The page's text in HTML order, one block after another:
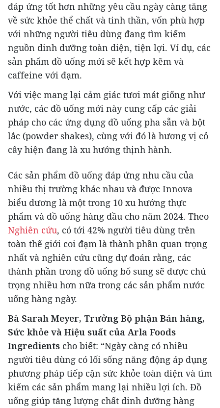
đáp ứng tốt hơn những yêu cầu ngày càng tăng
về sức khỏe thể chất và tinh thần, vốn phù hợp
với những người tiêu dùng đang tìm kiếm
nguồn dinh dưỡng toàn diện, tiện lợi. Ví dụ, các
sản phẩm đồ uống mới sẽ kết hợp kẽm và
caffeine với đạm.
Với việc mang lại cảm giác tươi mát giống như
nước, các đồ uống mới này cung cấp các giải
pháp cho các ứng dụng đồ uống pha sẵn và bột
lắc (powder shakes), cùng với đó là hương vị cỏ
cây hiện đang là xu hướng thịnh hành.
Các sản phẩm đồ uống đáp ứng nhu cầu của
nhiều thị trường khác nhau và được Innova
biểu dương là một trong 10 xu hướng thực
phẩm và đồ uống hàng đầu cho năm 2024. Theo
Nghiên cứu, có tới 42% người tiêu dùng trên
toàn thế giới coi đạm là thành phần quan trọng
nhất và nghiên cứu cũng dự đoán rằng, các
thành phần trong đồ uống bổ sung sẽ được chú
trọng nhiều hơn nữa trong các sản phẩm nước
uống hàng ngày.
Bà Sarah Meyer, Trưởng Bộ phận Bán hàng,
Sức khỏe và Hiệu suất của Arla Foods
Ingredients cho biết: “Ngày càng có nhiều
người tiêu dùng có lối sống năng động áp dụng
phương pháp tiếp cận sức khỏe toàn diện và tìm
kiếm các sản phẩm mang lại nhiều lợi ích. Đồ
uống giúp tăng lượng chất dinh dưỡng hàng